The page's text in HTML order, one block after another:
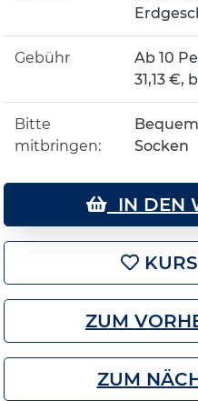
Gebühr
Ab 10
31,13 €,
Bitte
mitbringen:
Socken
IN DEN
ZUM
ZUM